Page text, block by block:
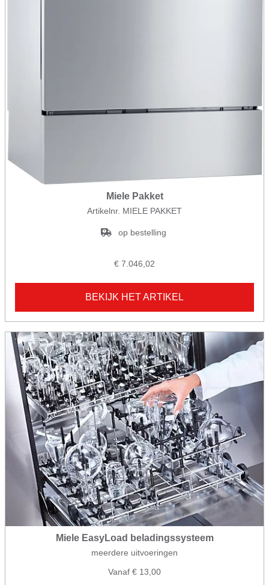
Miele Pakket
Artikelnr. MIELE PAKKET
op bestelling
€ 7.046,02
BEKIJK HET ARTIKEL
Miele EasyLoad beladingssysteem
meerdere uitvoeringen
Vanaf € 13,00